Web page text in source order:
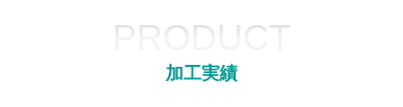
PRODUCT
加工実績